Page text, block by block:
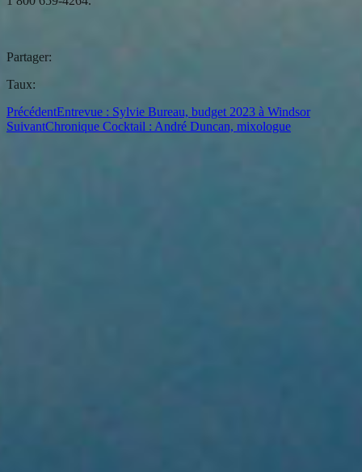
Partager:
Taux:
PrécédentEntrevue : Sylvie Bureau, budget 2023 à Windsor
SuivantChronique Cocktail : André Duncan, mixologue